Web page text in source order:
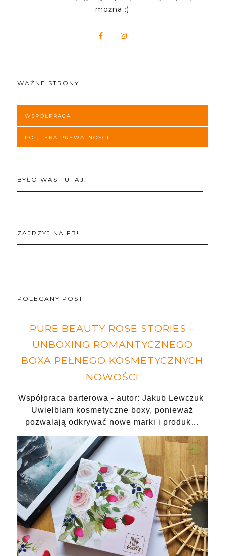
można :)
WAŻNE STRONY
WSPÓŁPRACA
POLITYKA PRYWATNOŚCI
BYŁO WAS TUTAJ:
ZAJRZYJ NA FB!
POLECANY POST
PURE BEAUTY ROSE STORIES –
UNBOXING ROMANTYCZNEGO
BOXA PEŁNEGO KOSMETYCZNYCH
NOWOŚCI
Współpraca barterowa - autor: Jakub Lewczuk
Uwielbiam kosmetyczne boxy, ponieważ
pozwalają odkrywać nowe marki i produk…